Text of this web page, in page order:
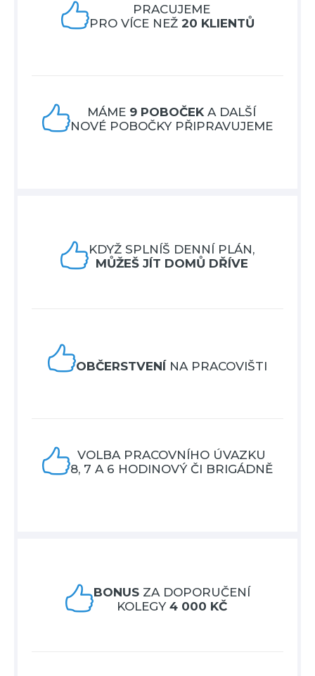

PRACUJEME
PRO VÍCE NEŽ 20 KLIENTŮ
 MÁME 9 POBOČEK A DALŠÍ
NOVÉ POBOČKY PŘIPRAVUJEME
KDYŽ SPLNÍŠ DENNÍ PLÁN,
MŮŽEŠ JÍT DOMŮ DŘÍVE
OBČERSTVENÍ NA PRACOVIŠTI
 VOLBA PRACOVNÍHO ÚVAZKU
8, 7 A 6 HODINOVÝ ČI BRIGÁDNĚ
BONUS ZA DOPORUČENÍ
KOLEGY 4 000 KČ